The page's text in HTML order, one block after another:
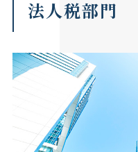
法人税部門